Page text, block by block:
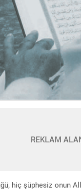
REKLAM
hiç şüphesiz onun